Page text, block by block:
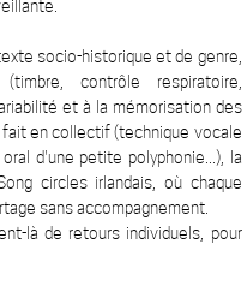
socio-historique et de genre,
contrôle respiratoire,
et à la mémorisation des
en collectif (technique vocale
d'une petite polyphonie...), la
circles irlandais, où chaque
sans accompagnement.
là de retours individuels, pour